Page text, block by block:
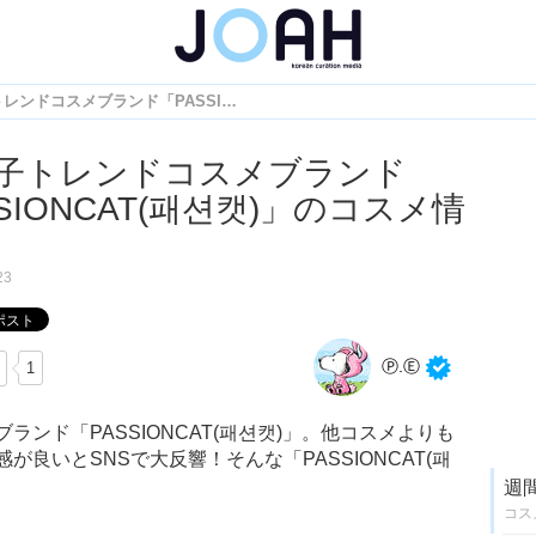
韓国女子トレンドコスメブランド「PASSIONCAT(패션캣)」のコスメ情報！
トレンドコスメブランド
패션캣)」のコスメ情
1 Ⓟ.Ⓔ
ランド「PASSIONCAT(패션캣)」。他コスメよりも
が良いとSNSで大反響！そんな「PASSIONCAT(패
週
コ